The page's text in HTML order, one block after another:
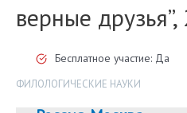
верные
Бесплатное участие: Да
ФИЛОЛОГИЧЕСКИЕ НАУКИ